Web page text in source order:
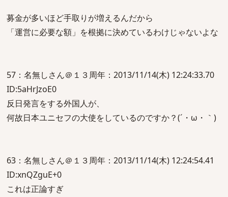
募金が多いほど手取りが増えるんだから
「運営に必要な額」を根拠に決めているわけじゃないよな
57：名無しさん＠１３周年：2013/11/14(木) 12:24:33.70
ID:5aHrJzoE0
反日発言をする外国人が、
何故日本ユニセフの大使をしているのですか？(´・ω・｀)
63：名無しさん＠１３周年：2013/11/14(木) 12:24:54.41
ID:xnQZguE+0
これは正論すぎ